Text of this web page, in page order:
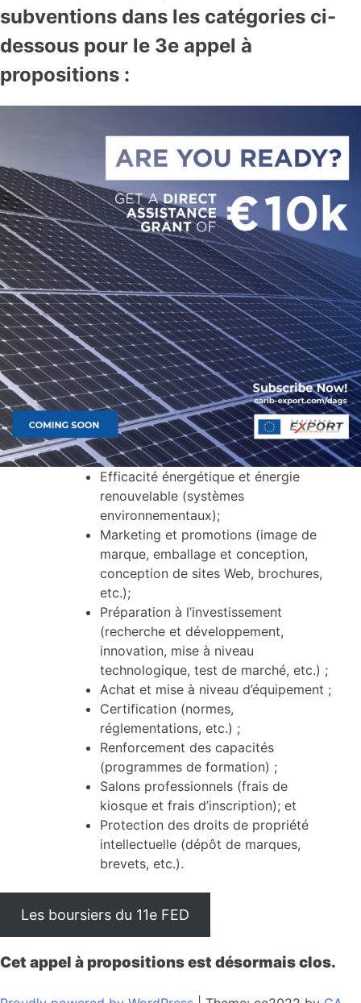
subventions dans les catégories ci-
dessous pour le 3e appel à
propositions :
Efficacité énergétique et énergie
renouvelable (systèmes
environnementaux);
Marketing et promotions (image de
marque, emballage et conception,
conception de sites Web, brochures,
etc.);
Préparation à l’investissement
(recherche et développement,
innovation, mise à niveau
technologique, test de marché, etc.) ;
Achat et mise à niveau d’équipement ;
Certification (normes,
réglementations, etc.) ;
Renforcement des capacités
(programmes de formation) ;
Salons professionnels (frais de
kiosque et frais d’inscription); et
Protection des droits de propriété
intellectuelle (dépôt de marques,
brevets, etc.).
Les boursiers du 11e FED
Cet appel à propositions est désormais clos.